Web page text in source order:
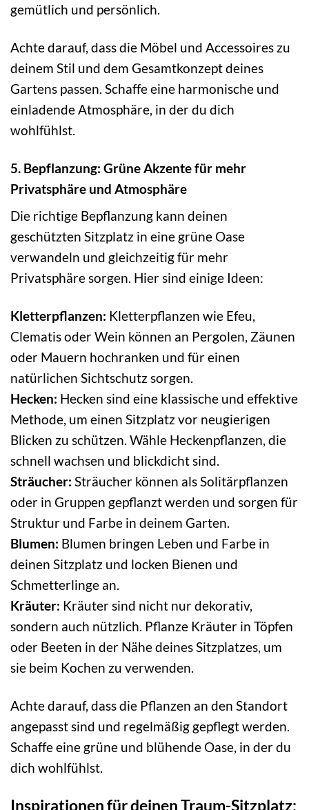
gemütlich und persönlich.
Achte darauf, dass die Möbel und Accessoires zu
deinem Stil und dem Gesamtkonzept deines
Gartens passen. Schaffe eine harmonische und
einladende Atmosphäre, in der du dich
wohlfühlst.
5. Bepflanzung: Grüne Akzente für mehr
Privatsphäre und Atmosphäre
Die richtige Bepflanzung kann deinen
geschützten Sitzplatz in eine grüne Oase
verwandeln und gleichzeitig für mehr
Privatsphäre sorgen. Hier sind einige Ideen:
Kletterpflanzen: Kletterpflanzen wie Efeu,
Clematis oder Wein können an Pergolen, Zäunen
oder Mauern hochranken und für einen
natürlichen Sichtschutz sorgen.
Hecken: Hecken sind eine klassische und effektive
Methode, um einen Sitzplatz vor neugierigen
Blicken zu schützen. Wähle Heckenpflanzen, die
schnell wachsen und blickdicht sind.
Sträucher: Sträucher können als Solitärpflanzen
oder in Gruppen gepflanzt werden und sorgen für
Struktur und Farbe in deinem Garten.
Blumen: Blumen bringen Leben und Farbe in
deinen Sitzplatz und locken Bienen und
Schmetterlinge an.
Kräuter: Kräuter sind nicht nur dekorativ,
sondern auch nützlich. Pflanze Kräuter in Töpfen
oder Beeten in der Nähe deines Sitzplatzes, um
sie beim Kochen zu verwenden.
Achte darauf, dass die Pflanzen an den Standort
angepasst sind und regelmäßig gepflegt werden.
Schaffe eine grüne und blühende Oase, in der du
dich wohlfühlst.
Inspirationen für deinen Traum-Sitzplatz: